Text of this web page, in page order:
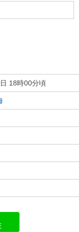
18時00分頃